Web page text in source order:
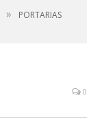
»
PORTARIAS
0